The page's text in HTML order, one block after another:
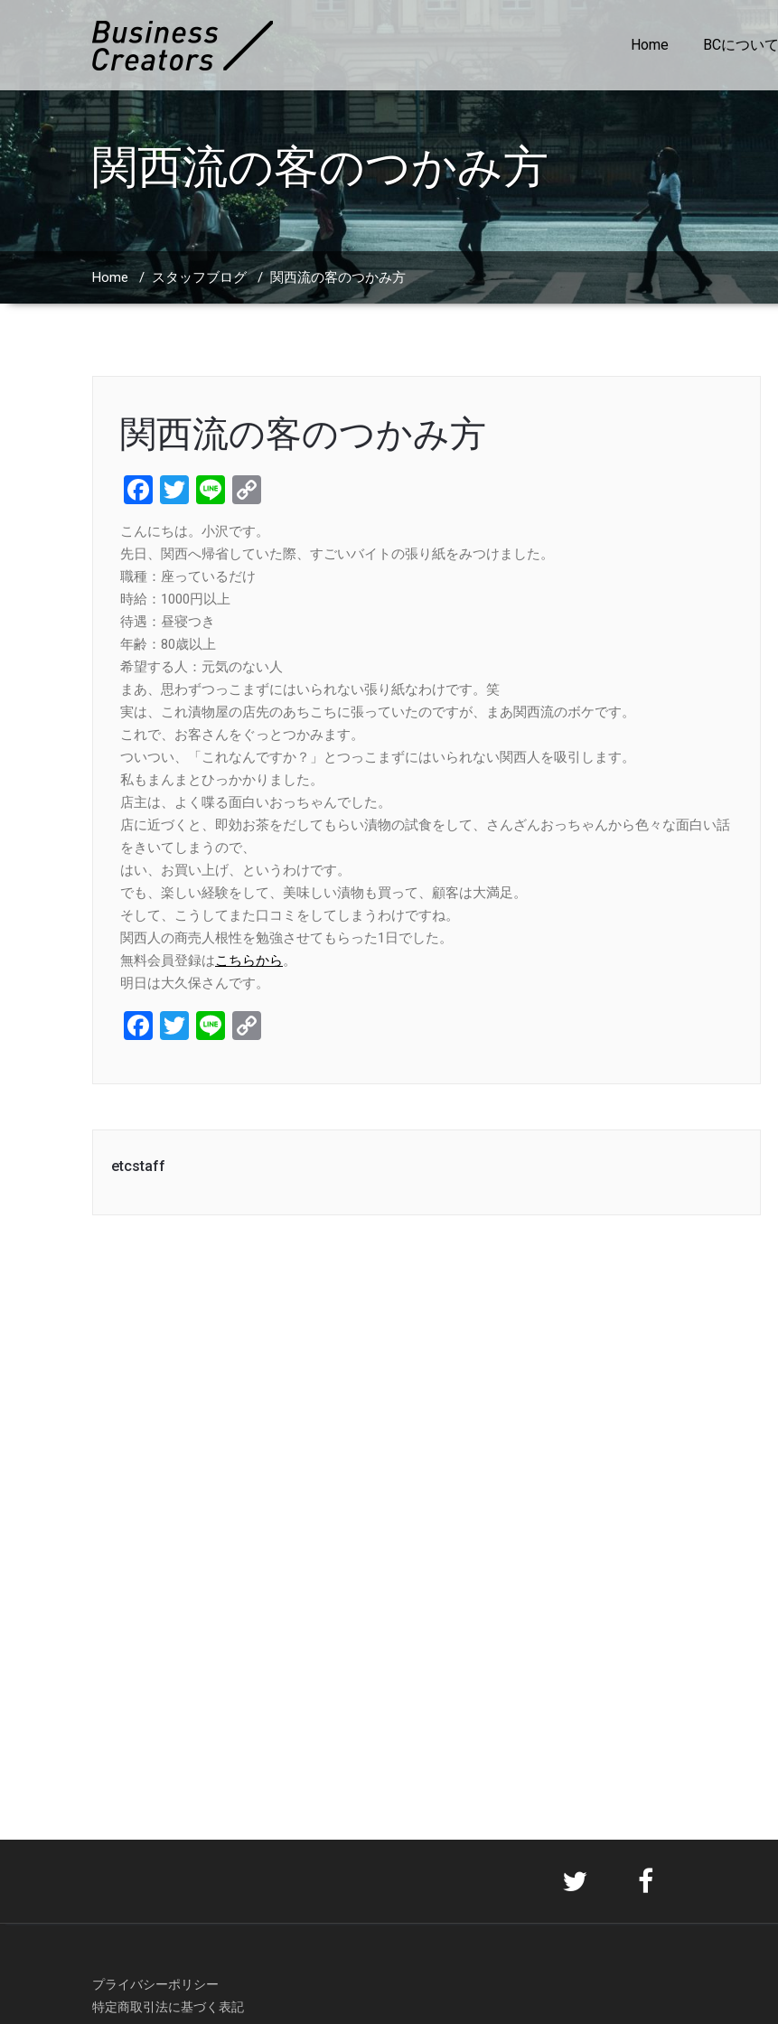
Home BCについて
関西流の客のつかみ方
Home / スタッフブログ/関西流の客のつかみ方
関西流の客のつかみ方
Facebook
Twitter
Line
こんにちは。小沢です。
先日、関西へ帰省していた際、すごいバイトの張り紙をみつけました。
職種：座っているだけ
時給：1000円以上
待遇：昼寝つき
年齢：80歳以上
希望する人：元気のない人
まあ、思わずつっこまずにはいられない張り紙なわけです。笑
実は、これ漬物屋の店先のあちこちに張っていたのですが、まあ関西流のボケです。
これで、お客さんをぐっとつかみます。
ついつい、「これなんですか？」とつっこまずにはいられない関西人を吸引します。
私もまんまとひっかかりました。
店主は、よく喋る面白いおっちゃんでした。
店に近づくと、即効お茶をだしてもらい漬物の試食をして、さんざんおっちゃんから色々な面白い話
をきいてしまうので、
はい、お買い上げ、というわけです。
でも、楽しい経験をして、美味しい漬物も買って、顧客は大満足。
そして、こうしてまた口コミをしてしまうわけですね。
関西人の商売人根性を勉強させてもらった1日でした。
無料会員登録はこちらから。
明日は大久保さんです。
Facebook
Twitter
Line
etcstaff
プライバシーポリシー
特定商取引法に基づく表記